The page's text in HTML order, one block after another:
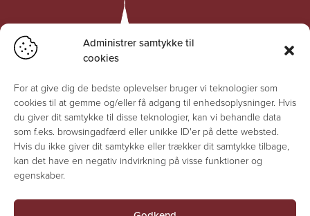
Administrer samtykke til
cookies
For at give dig de bedste oplevelser bruger vi teknologier som
cookies til at gemme og/eller få adgang til enhedsoplysninger. Hvis
du giver dit samtykke til disse teknologier, kan vi behandle data
som f.eks. browsingadfærd eller unikke ID'er på dette websted.
Hvis du ikke giver dit samtykke eller trækker dit samtykke tilbage,
kan det have en negativ indvirkning på visse funktioner og
egenskaber.